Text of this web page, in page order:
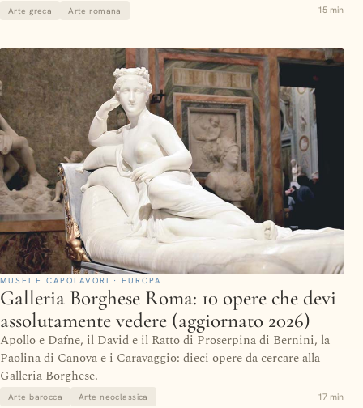
Arte greca Arte romana 15 min
MUSEI E CAPOLAVORI · EUROPA
Galleria Borghese Roma: 10 opere che devi
assolutamente vedere (aggiornato 2026)
Apollo e Dafne, il David e il Ratto di Proserpina di Bernini, la
Paolina di Canova e i Caravaggio: dieci opere da cercare alla
Galleria Borghese.
Arte barocca Arte neoclassica 17 min